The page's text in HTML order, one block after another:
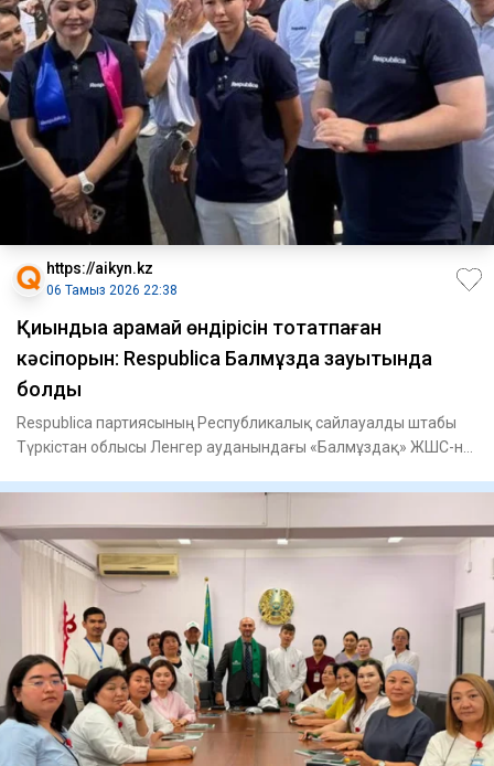
https://aikyn.kz
06 Тамыз 2026 22:38
Қиындыққа қарамай өндірісін тоқтатпаған
кәсіпорын: Respublica Балмұздақ зауытында
болды
Respublica партиясының Республикалық сайлауалды штабы
Түркістан облысы Ленгер ауданындағы «Балмұздақ» ЖШС-не